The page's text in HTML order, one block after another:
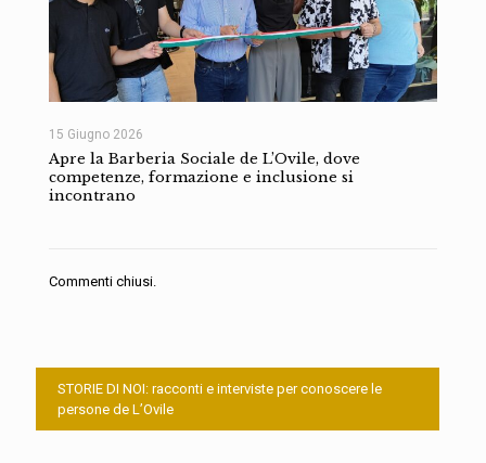
15 Giugno 2026
Apre la Barberia Sociale de L’Ovile, dove
competenze, formazione e inclusione si
incontrano
Commenti chiusi.
STORIE DI NOI: racconti e interviste per conoscere le
persone de L’Ovile